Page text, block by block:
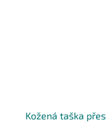
Kožená taška